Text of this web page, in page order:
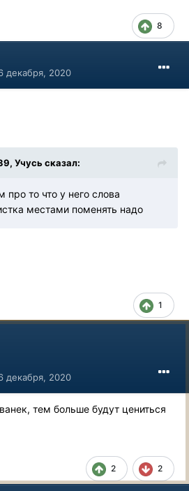
8
декабря, 2020
Учусь сказал:
то что у него слова
местами поменять надо
1
декабря, 2020
тем больше будут цениться
2 2